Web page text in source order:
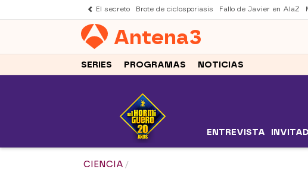
El secreto Brote de ciclosporiasis Fallo de Javier en AlaZ
Antena3
SERIES PROGRAMAS NOTICIAS
ENTREVISTA
CIENCIA